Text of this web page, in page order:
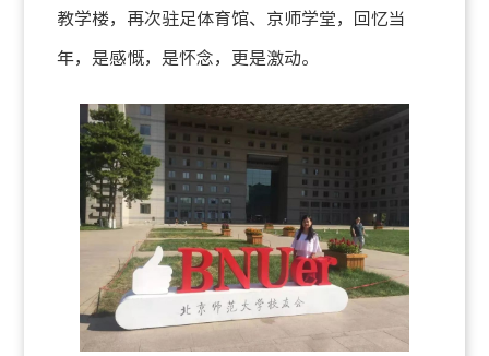
教学楼，再次驻足体育馆、京师学堂，回忆当
年，是感慨，是怀念，更是激动。